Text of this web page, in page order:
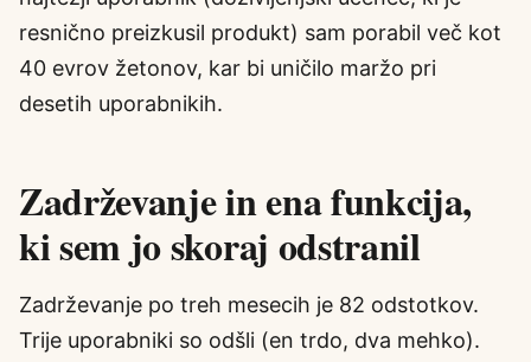
resnično preizkusil produkt) sam porabil več kot
40 evrov žetonov, kar bi uničilo maržo pri
desetih uporabnikih.
Zadrževanje in ena funkcija,
ki sem jo skoraj odstranil
Zadrževanje po treh mesecih je 82 odstotkov.
Trije uporabniki so odšli (en trdo, dva mehko).